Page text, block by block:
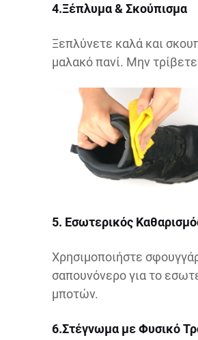
4.Ξέπλυμα & Σκούπισμα
Ξεπλύνετε καλά και
μαλακό πανί. Μην
5. Εσωτερικός
Χρησιμοποιήστε
σαπουνόνερο για το
μποτών.
6.Στέγνωμα με Φυσικό